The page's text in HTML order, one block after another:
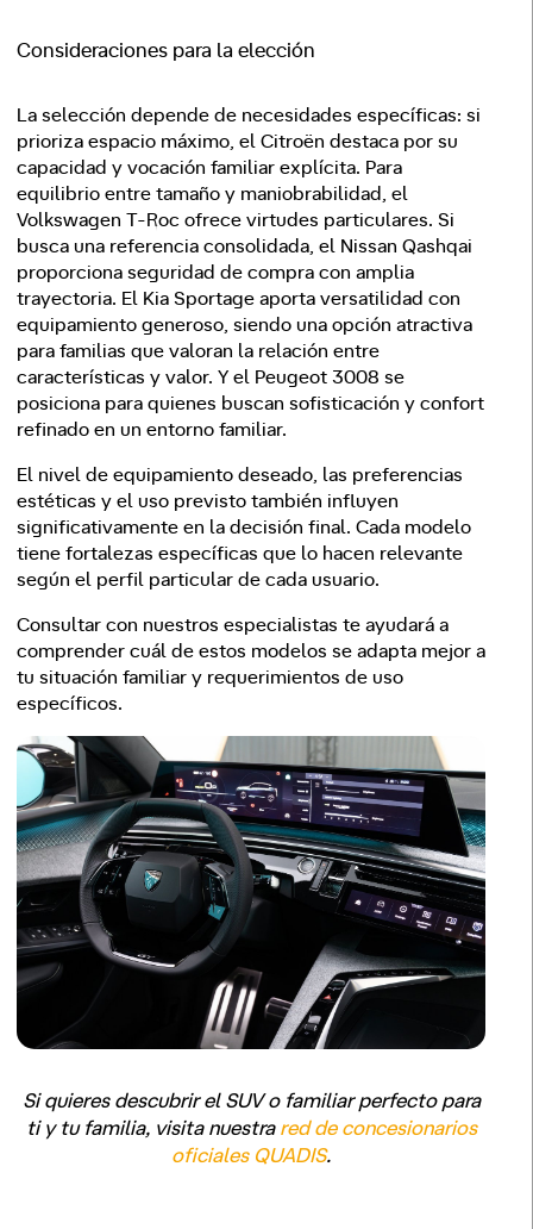
Consideraciones para la elección
La selección depende de necesidades específicas: si
prioriza espacio máximo, el Citroën destaca por su
capacidad y vocación familiar explícita. Para
equilibrio entre tamaño y maniobrabilidad, el
Volkswagen T-Roc ofrece virtudes particulares. Si
busca una referencia consolidada, el Nissan Qashqai
proporciona seguridad de compra con amplia
trayectoria. El Kia Sportage aporta versatilidad con
equipamiento generoso, siendo una opción atractiva
para familias que valoran la relación entre
características y valor. Y el Peugeot 3008 se
posiciona para quienes buscan sofisticación y confort
refinado en un entorno familiar.
El nivel de equipamiento deseado, las preferencias
estéticas y el uso previsto también influyen
significativamente en la decisión final. Cada modelo
tiene fortalezas específicas que lo hacen relevante
según el perfil particular de cada usuario.
Consultar con nuestros especialistas te ayudará a
comprender cuál de estos modelos se adapta mejor a
tu situación familiar y requerimientos de uso
específicos.
Si quieres descubrir el SUV o familiar perfecto para
ti y tu familia, visita nuestra red de concesionarios
oficiales QUADIS.